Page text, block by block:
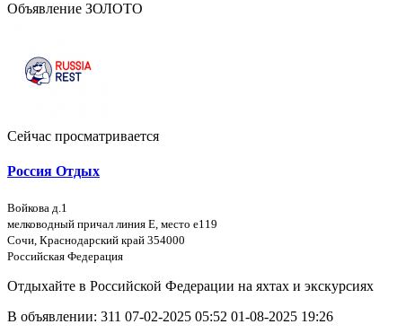
Объявление ЗОЛОТО
Сейчас просматривается
Россия Отдых
Войкова д.1
мелководный причал линия Е, место е119
Сочи, Краснодарский край 354000
Российская Федерация
Отдыхайте в Российской Федерации на яхтах и экскурсиях
В объявлении: 311 07-02-2025 05:52 01-08-2025 19:26